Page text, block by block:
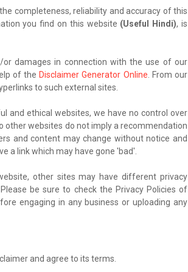
completeness, reliability and accuracy of this
you find on this website (Useful Hindi), is
damages in connection with the use of our
of the Disclaimer Generator Online . From our
to such external sites.
and ethical websites, we have no control over
other websites do not imply a recommendation
and content may change without notice and
a link which may have gone 'bad'.
other sites may have different privacy
be sure to check the Privacy Policies of
engaging in any business or uploading any
and agree to its terms.